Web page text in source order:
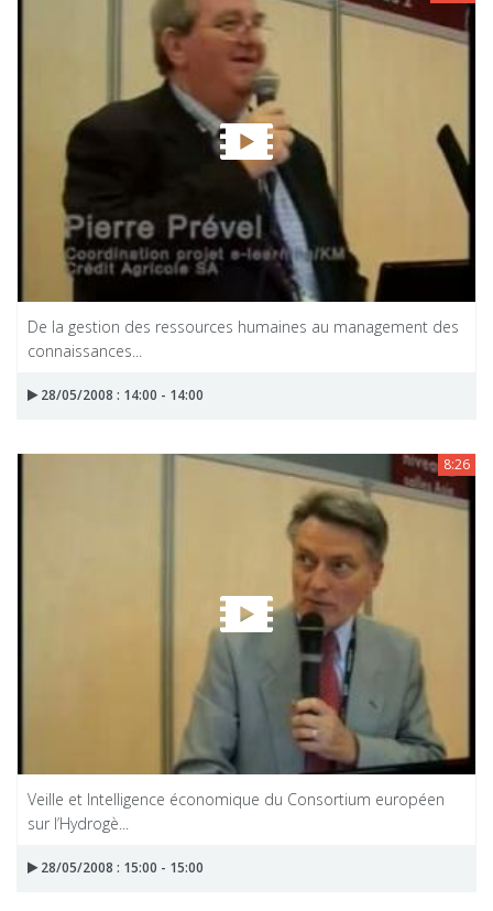
De la gestion des ressources humaines au management des
connaissances...
28/05/2008 : 14:00 - 14:00
8:26
Veille et Intelligence économique du Consortium européen
sur l’Hydrogè...
28/05/2008 : 15:00 - 15:00